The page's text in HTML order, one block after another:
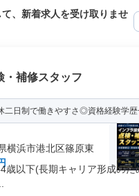
、新着求人を受け取りませ
・補修スタッフ
二日制で働きやすさ◎資格経験学歴
横浜市港北区篠原東
歳以下(長期キャリア形成のた